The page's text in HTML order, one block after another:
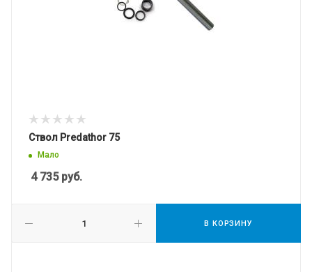
Ствол Predathor 75
Мало
4 735руб.
В КОРЗИНУ